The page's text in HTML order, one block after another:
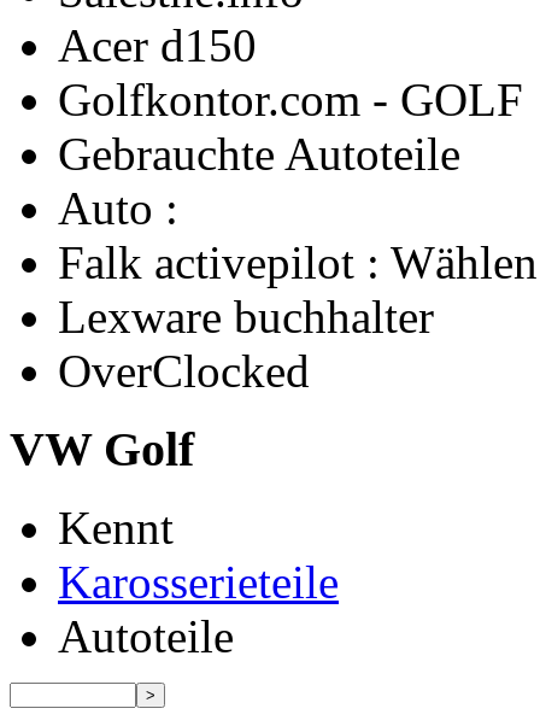
Acer d150
Golfkontor.com - GOLF
Gebrauchte Autoteile
Auto :
Falk activepilot : Wählen
Lexware buchhalter
OverClocked
VW Golf
Kennt
Karosserieteile
Autoteile